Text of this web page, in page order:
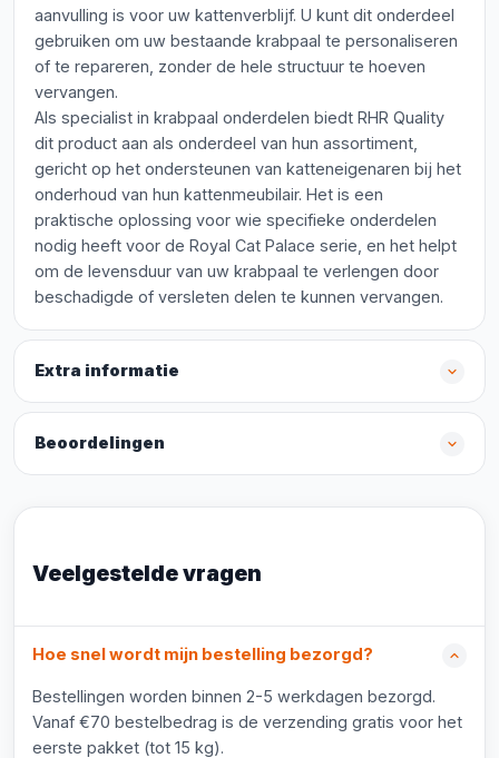
aanvulling is voor uw kattenverblijf. U kunt dit onderdeel
gebruiken om uw bestaande krabpaal te personaliseren
of te repareren, zonder de hele structuur te hoeven
vervangen.
Als specialist in krabpaal onderdelen biedt RHR Quality
dit product aan als onderdeel van hun assortiment,
gericht op het ondersteunen van katteneigenaren bij het
onderhoud van hun kattenmeubilair. Het is een
praktische oplossing voor wie specifieke onderdelen
nodig heeft voor de Royal Cat Palace serie, en het helpt
om de levensduur van uw krabpaal te verlengen door
beschadigde of versleten delen te kunnen vervangen.
Extra informatie
Beoordelingen
Veelgestelde vragen
Hoe snel wordt mijn bestelling bezorgd?
Bestellingen worden binnen 2-5 werkdagen bezorgd.
Vanaf €70 bestelbedrag is de verzending gratis voor het
eerste pakket (tot 15 kg).